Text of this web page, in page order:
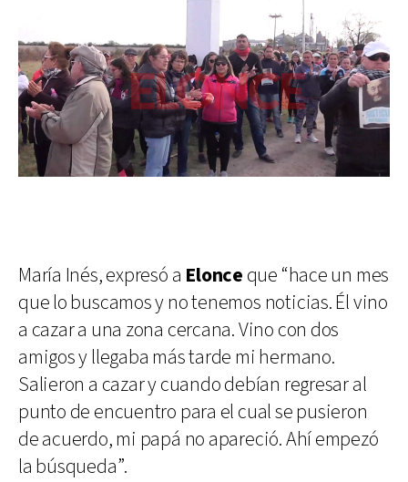
María Inés, expresó a Elonce que “hace un mes
que lo buscamos y no tenemos noticias. Él vino
a cazar a una zona cercana. Vino con dos
amigos y llegaba más tarde mi hermano.
Salieron a cazar y cuando debían regresar al
punto de encuentro para el cual se pusieron
de acuerdo, mi papá no apareció. Ahí empezó
la búsqueda”.